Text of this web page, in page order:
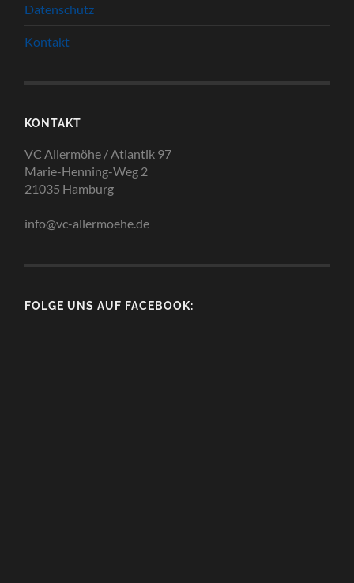
Datenschutz
Kontakt
KONTAKT
VC Allermöhe / Atlantik 97
Marie-Henning-Weg 2
21035 Hamburg
info@vc-allermoehe.de
FOLGE UNS AUF FACEBOOK: